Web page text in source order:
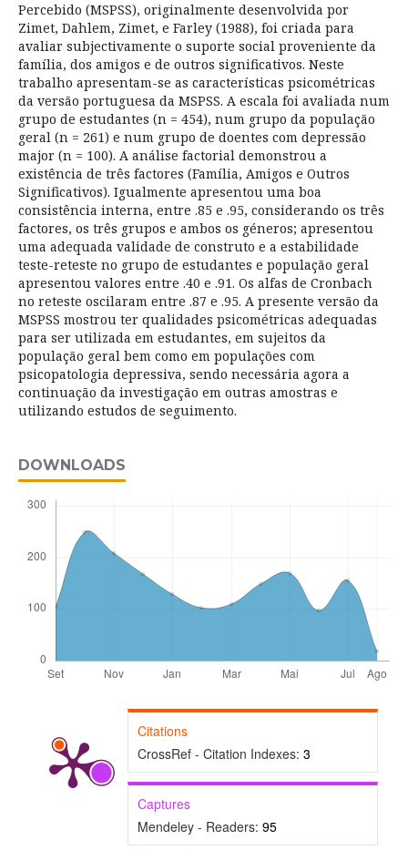
Percebido (MSPSS), originalmente desenvolvida por
Zimet, Dahlem, Zimet, e Farley (1988), foi criada para
avaliar subjectivamente o suporte social proveniente da
família, dos amigos e de outros significativos. Neste
trabalho apresentam-se as características psicométricas
da versão portuguesa da MSPSS. A escala foi avaliada num
grupo de estudantes (n = 454), num grupo da população
geral (n = 261) e num grupo de doentes com depressão
major (n = 100). A análise factorial demonstrou a
existência de três factores (Família, Amigos e Outros
Significativos). Igualmente apresentou uma boa
consistência interna, entre .85 e .95, considerando os três
factores, os três grupos e ambos os géneros; apresentou
uma adequada validade de construto e a estabilidade
teste-reteste no grupo de estudantes e população geral
apresentou valores entre .40 e .91. Os alfas de Cronbach
no reteste oscilaram entre .87 e .95. A presente versão da
MSPSS mostrou ter qualidades psicométricas adequadas
para ser utilizada em estudantes, em sujeitos da
população geral bem como em populações com
psicopatologia depressiva, sendo necessária agora a
continuação da investigação em outras amostras e
utilizando estudos de seguimento.
DOWNLOADS
Citations
CrossRef - Citation Indexes: 3
Captures
Mendeley - Readers: 95